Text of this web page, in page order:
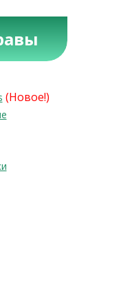
(Новое!)